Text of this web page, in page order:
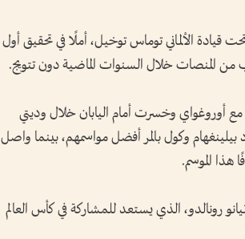
الألماني توماس توخيل، أملًا في تحقيق أول
مع أوروغواي وخسرت أمام اليابان خلال وديتي
وكول بالمر أفضل مواسمهم، بينما واصل
رونالدو، الذي يستعد للمشاركة في كأس العالم